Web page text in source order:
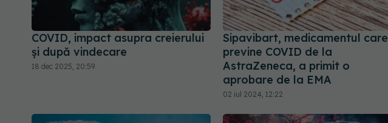
COVID, impact asupra creierului
și după vindecare
18 dec 2025, 20:59
Sipavibart, medicamentul care
previne COVID de la
AstraZeneca, a primit o
aprobare de la EMA
02 iul 2024, 12:22